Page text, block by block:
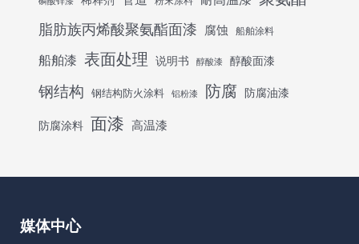
脂肪族丙烯酸聚氨酯面漆 腐蚀 船舶涂料
船舶漆 表面处理 说明书 醇酸漆 醇酸面漆
钢结构 钢结构防火涂料 铝粉漆 防腐 防腐油漆
防腐涂料 面漆 高温漆
媒体中心